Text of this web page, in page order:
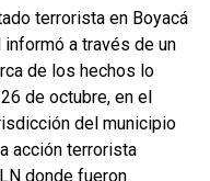
terrorista en Boyacá
a través de un
de los hechos lo
de octubre, en el
del municipio
acción terrorista
donde fueron